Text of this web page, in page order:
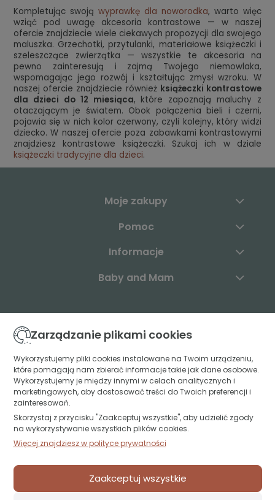
Kompletując swoją wyprawkę dla noworodka, warto więc
wziąć pod uwagę akcesoria kontrastowe — w naszej
ofercie znajdziecie wiele ciekawych propozycji dla swojego
maluszka. Grzechotki, przytulanki, materiałowe książeczki i
szeleszczące zwierzątka — wszystkie te akcesoria na
pewno zainteresują i zajmą Twojego niemowlaka,
wspomagając jego rozwój i kształtując zmysł wzroku. W
naszej ofercie znajdziecie również książeczki kontrastowe
dla dzieci do 12 miesiąca, które zapoznają maluchy z
otaczającym je światem. Obok połączenia bieli i czerni,
pojawia się w nich kolor czerwony, czyli kolejny, który widzi
dziecko. W naszej ofercie poza zabawkami kontrastowymi
znajdziesz kontrastowe książeczki. Szukaj ich w dziale
książeczki tradycyjne dla dzieci.
Moje zakupy
Pomoc
Informacje
Baby and Mam
+48 883 003 904
kontakt@babyandmam.pl
Znajdź nas:
15-349 Białystok
Zarządzanie plikami cookies
Wykorzystujemy pliki cookies instalowane na Twoim urządzeniu,
które pomagają nam zbierać informacje takie jak dane osobowe.
Wykorzystujemy je między innymi w celach analitycznych i
marketingowych, aby dostosować treści do Twoich preferencji i
zainteresowań.
Skorzystaj z przycisku "Zaakceptuj wszystkie", aby udzielić zgody
na wykorzystywanie wszystkich plików cookies.
Więcej znajdziesz w polityce prywatności
Zaakceptuj wszystkie